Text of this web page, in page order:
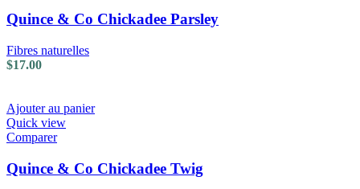
Quince & Co Chickadee Parsley
Fibres naturelles
$17.00
Ajouter au panier
Quick view
Comparer
Quince & Co Chickadee Twig